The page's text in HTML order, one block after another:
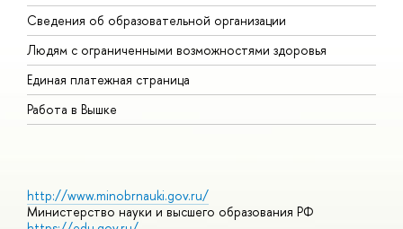
Сведения об образовательной организации
Людям с ограниченными возможностями здоровья
Единая платежная страница
Работа в Вышке
http://www.minobrnauki.gov.ru/
Министерство науки и высшего образования РФ